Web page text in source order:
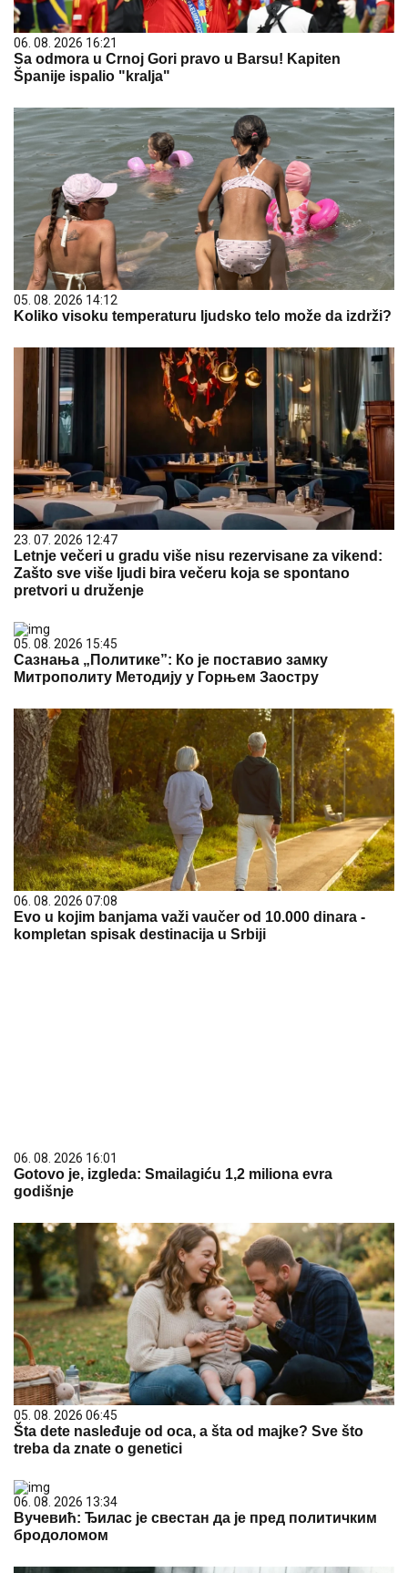
06. 08. 2026 16:21
Sa odmora u Crnoj Gori pravo u Barsu! Kapiten
Španije ispalio "kralja"
05. 08. 2026 14:12
Koliko visoku temperaturu ljudsko telo može da izdrži?
23. 07. 2026 12:47
Letnje večeri u gradu više nisu rezervisane za vikend:
Zašto sve više ljudi bira večeru koja se spontano
pretvori u druženje
05. 08. 2026 15:45
Сазнања „Политике”: Ко је поставио замку
Митрополиту Методију у Горњем Заостру
06. 08. 2026 07:08
Evo u kojim banjama važi vaučer od 10.000 dinara -
kompletan spisak destinacija u Srbiji
06. 08. 2026 16:01
Gotovo je, izgleda: Smailagiću 1,2 miliona evra
godišnje
05. 08. 2026 06:45
Šta dete nasleđuje od oca, a šta od majke? Sve što
treba da znate o genetici
06. 08. 2026 13:34
Вучевић: Ђилас је свестан да је пред политичким
бродоломом